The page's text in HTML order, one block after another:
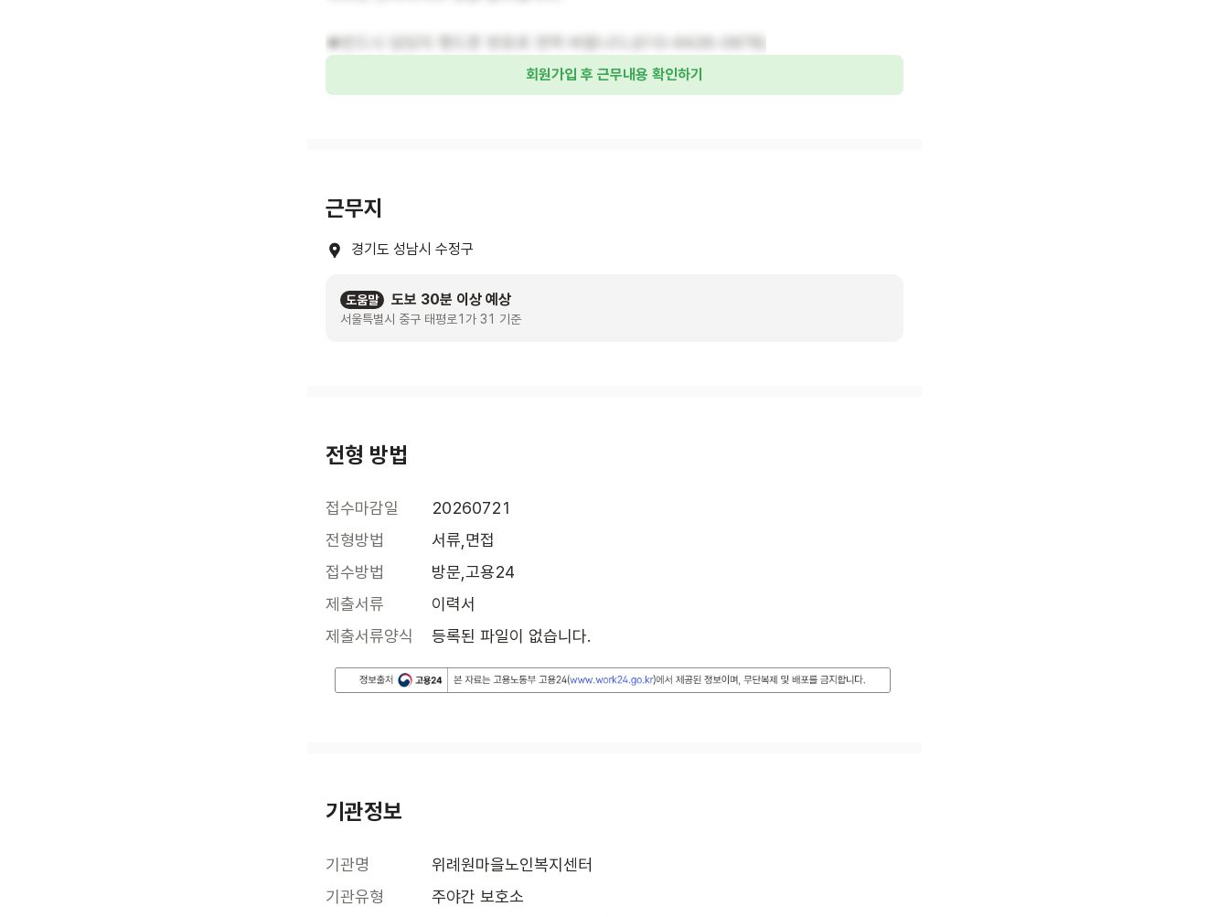
★반드시 담당자 핸드폰 번호로 연락 바랍니다.(010-6426-0878)
회원가입 후 근무내용 확인하기
근무지
경기도 성남시 수정구
도움말 도보 30분 이상 예상
서울특별시 중구 태평로1가 31 기준
전형 방법
접수마감일
20260721
전형방법
서류,면접
접수방법
방문,고용24
제출서류
이력서
제출서류양식
등록된 파일이 없습니다.
기관정보
기관명
위례원마을노인복지센터
기관유형
주야간 보호소